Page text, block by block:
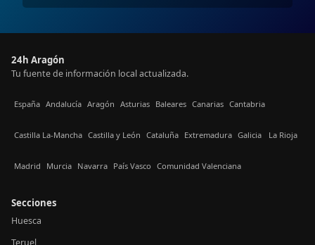
24h Aragón
Tu fuente de información local actualizada.
España Andalucía Aragón Asturias Baleares Canarias Cantabria
Castilla La-Mancha Castilla y León Cataluña Extremadura Galicia La Rioja
Madrid Murcia Navarra País Vasco Comunidad Valenciana
Secciones
Huesca
Teruel